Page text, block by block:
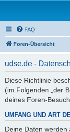
FAQ
Foren-Übersicht
udse.de -
Diese Richtlinie
(im Folgenden „der
deines Foren-
UMFANG UND ART
Deine Daten werden